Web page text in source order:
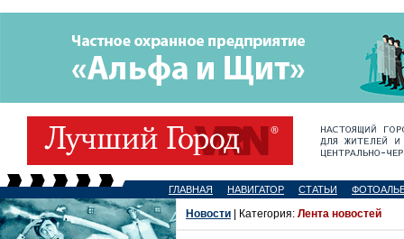
ГЛАВНАЯ НАВИГАТОР СТАТЬИ
Новости | Категория: Лента новостей